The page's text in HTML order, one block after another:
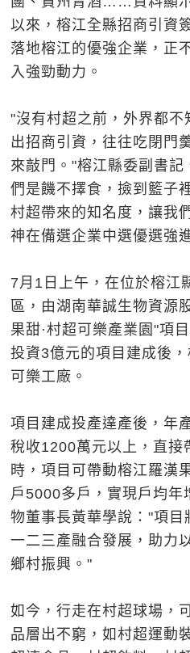
以來，榕江全縣招商引資
落地榕江的優強企業，正
入強勁動力。
"沒有村超之前，外界都
出招商引資，往往吃閉門
來敲門。"榕江縣委副書
們是饑不擇食，撿到籃子
村超帶來的知名度，讓我
神在備選企業中選優選強
7月1日上午，在位於榕江
區，由湖南華誠生物資源
果甜·村超可樂產業園"項
投資3億元的項目建成後
可樂工廠。
項目建成投產達產後，年
稅收1200萬元以上，直接
時，項目可帶動榕江羅漢
戶5000多戶，實現戶均年
物董事長黃華學說："項目
一二三產融合發展，助力
鄉村振興。"
如今，行走在村超球場，
品層出不窮，如村超運動